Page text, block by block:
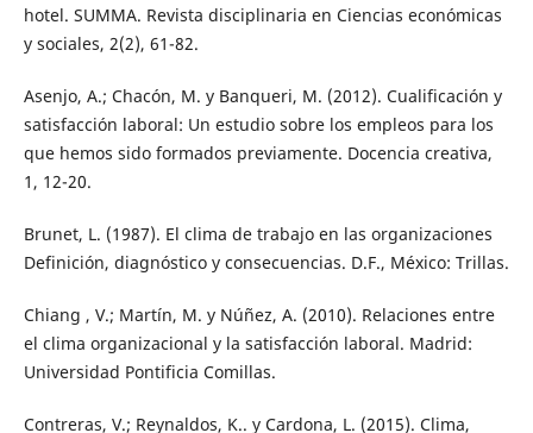
hotel. SUMMA. Revista disciplinaria en Ciencias económicas
y sociales, 2(2), 61-82.
Asenjo, A.; Chacón, M. y Banqueri, M. (2012). Cualificación y
satisfacción laboral: Un estudio sobre los empleos para los
que hemos sido formados previamente. Docencia creativa,
1, 12-20.
Brunet, L. (1987). El clima de trabajo en las organizaciones
Definición, diagnóstico y consecuencias. D.F., México: Trillas.
Chiang , V.; Martín, M. y Núñez, A. (2010). Relaciones entre
el clima organizacional y la satisfacción laboral. Madrid:
Universidad Pontificia Comillas.
Contreras, V.; Reynaldos, K.. y Cardona, L. (2015). Clima,